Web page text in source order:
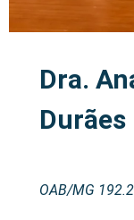
Dra.
Durães
OAB/MG